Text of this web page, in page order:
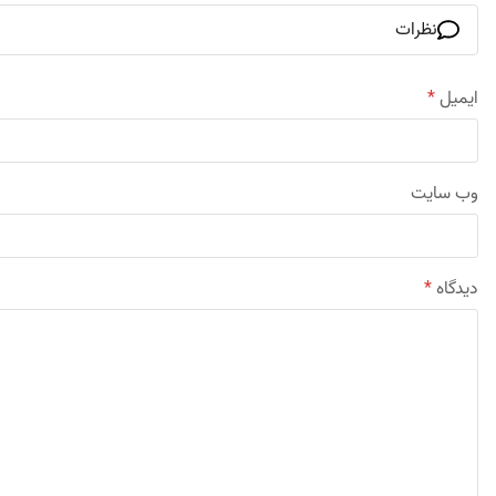
نظرات
ایمیل*
وب‌ سایت
دیدگاه*